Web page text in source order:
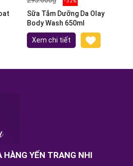
Sữa Tắm Dưỡng Da Olay
Body Wash 650ml
Xem chi tiết
HÀNG YẾN TRANG NHI